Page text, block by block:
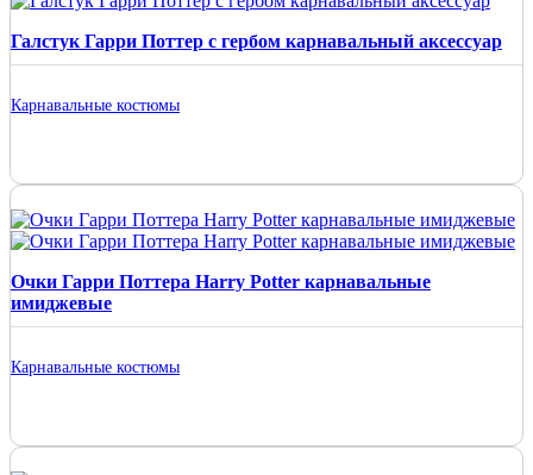
Галстук Гарри Поттер с гербом карнавальный аксессуар
Карнавальные костюмы
Очки Гарри Поттера Harry Potter карнавальные
имиджевые
Карнавальные костюмы